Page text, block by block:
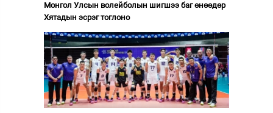
Монгол Улсын волейболын шигшээ баг өнөөдөр
Хятадын эсрэг тоглоно